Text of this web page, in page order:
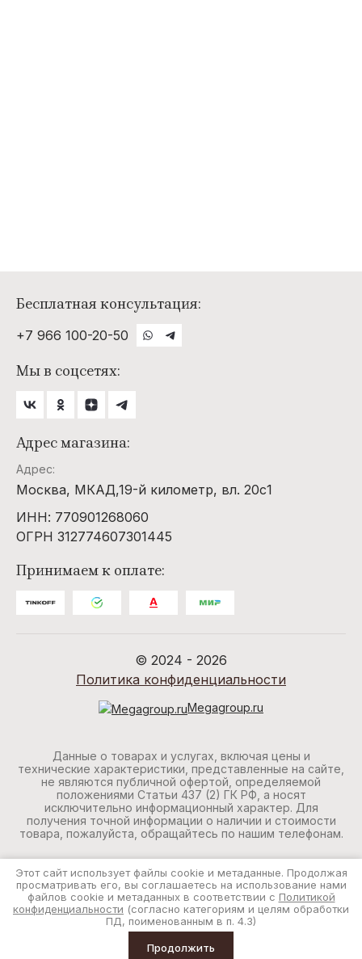
Бесплатная консультация:
+7 966 100-20-50
Мы в соцсетях:
Адрес магазина:
Адрес:
Москва, МКАД,19-й километр, вл. 20с1
ИНН: 770901268060
ОГРН 312774607301445
Принимаем к оплате:
© 2024 - 2026
Политика конфиденциальности
Megagroup.ru
Данные о товарах и услугах, включая цены и
технические характеристики, представленные на сайте,
не являются публичной офертой, определяемой
положениями Статьи 437 (2) ГК РФ, а носят
исключительно информационный характер. Для
получения точной информации о наличии и стоимости
товара, пожалуйста, обращайтесь по нашим телефонам.
Этот сайт использует файлы cookie и метаданные. Продолжая
просматривать его, вы соглашаетесь на использование нами
файлов cookie и метаданных в соответствии с Политикой
конфиденциальности (согласно категориям и целям обработки
ПД, поименованным в п. 4.3)
Продолжить